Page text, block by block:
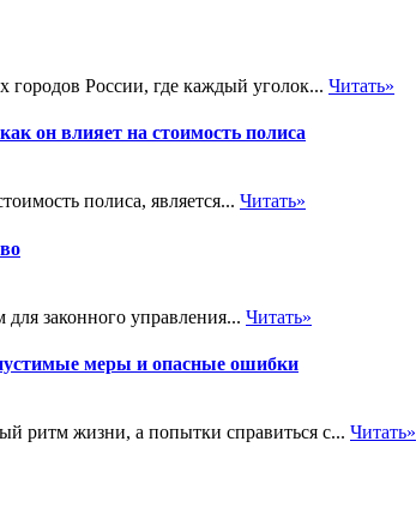
России, где каждый уголок... Читать»
он влияет на стоимость полиса
полиса, является... Читать»
законного управления... Читать»
меры и опасные ошибки
ритм жизни, а попытки справиться с... Читать»